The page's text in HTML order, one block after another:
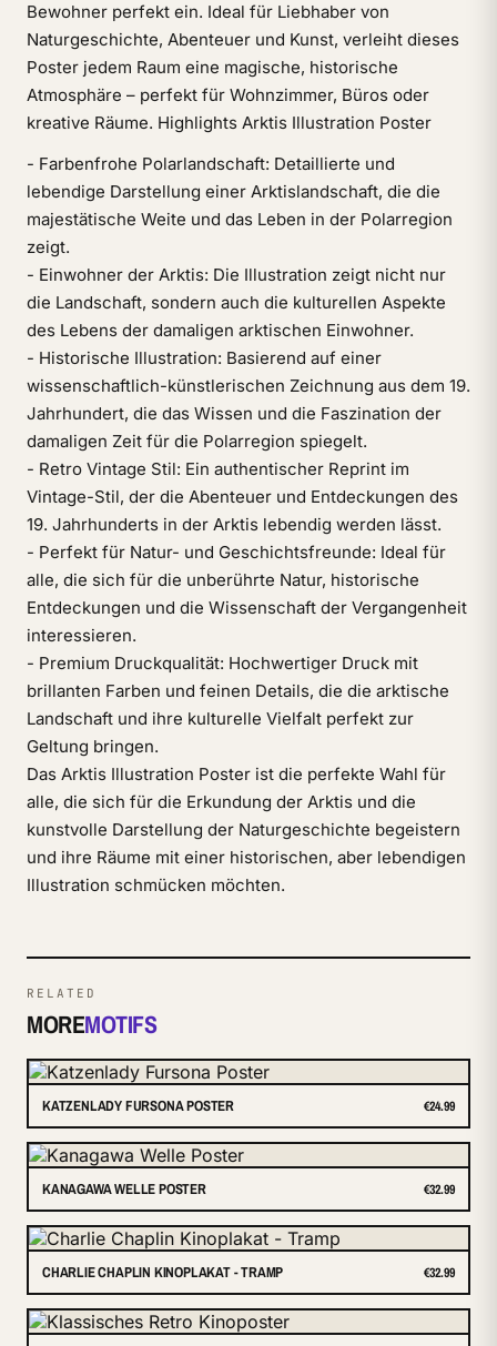
Bewohner perfekt ein. Ideal für Liebhaber von
Naturgeschichte, Abenteuer und Kunst, verleiht dieses
Poster jedem Raum eine magische, historische
Atmosphäre – perfekt für Wohnzimmer, Büros oder
kreative Räume. Highlights Arktis Illustration Poster
- Farbenfrohe Polarlandschaft: Detaillierte und
lebendige Darstellung einer Arktislandschaft, die die
majestätische Weite und das Leben in der Polarregion
zeigt.
- Einwohner der Arktis: Die Illustration zeigt nicht nur
die Landschaft, sondern auch die kulturellen Aspekte
des Lebens der damaligen arktischen Einwohner.
- Historische Illustration: Basierend auf einer
wissenschaftlich-künstlerischen Zeichnung aus dem 19.
Jahrhundert, die das Wissen und die Faszination der
damaligen Zeit für die Polarregion spiegelt.
- Retro Vintage Stil: Ein authentischer Reprint im
Vintage-Stil, der die Abenteuer und Entdeckungen des
19. Jahrhunderts in der Arktis lebendig werden lässt.
- Perfekt für Natur- und Geschichtsfreunde: Ideal für
alle, die sich für die unberührte Natur, historische
Entdeckungen und die Wissenschaft der Vergangenheit
interessieren.
- Premium Druckqualität: Hochwertiger Druck mit
brillanten Farben und feinen Details, die die arktische
Landschaft und ihre kulturelle Vielfalt perfekt zur
Geltung bringen.
Das Arktis Illustration Poster ist die perfekte Wahl für
alle, die sich für die Erkundung der Arktis und die
kunstvolle Darstellung der Naturgeschichte begeistern
und ihre Räume mit einer historischen, aber lebendigen
Illustration schmücken möchten.
RELATED
MOREMOTIFS
KATZENLADY FURSONA POSTER €24.99
KANAGAWA WELLE POSTER €32.99
CHARLIE CHAPLIN KINOPLAKAT - TRAMP €32.99